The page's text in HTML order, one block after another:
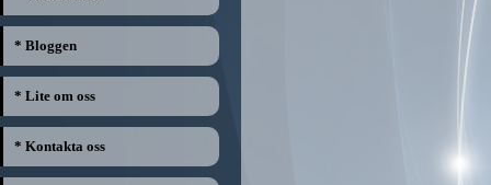
* Bloggen
* Lite om oss
* Kontakta oss